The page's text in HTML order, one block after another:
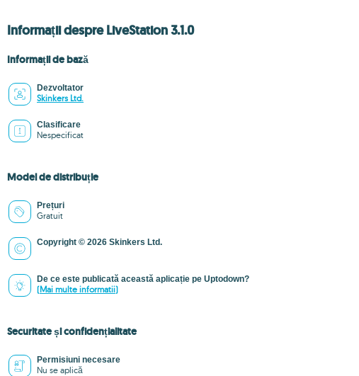
Informații despre LiveStation 3.1.0
Informații de bază
Dezvoltator
Skinkers Ltd.
Clasificare
Nespecificat
Model de distribuție
Prețuri
Gratuit
Copyright © 2026 Skinkers Ltd.
De ce este publicată această aplicație pe Uptodown?
(Mai multe informatii)
Securitate și confidențialitate
Permisiuni necesare
Nu se aplică